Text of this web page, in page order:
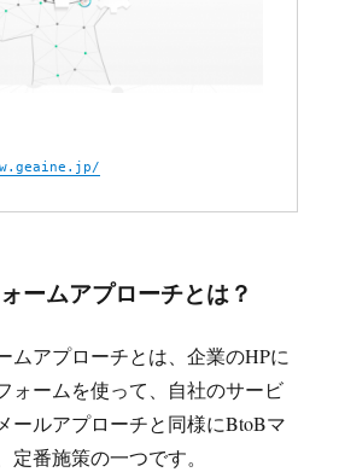
ームアプローチとは？
ムアプローチとは、企業のHPに
ォームを使って、自社のサービ
ールアプローチと同様にBtoBマ
定番施策の一つです。